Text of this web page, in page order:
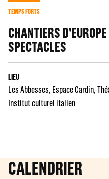
TEMPS FORTS
CHANTIERS
SPECTACLES
LIEU
Les Abbesses Espace Cardin
Institut culturel italien
CALENDRIER